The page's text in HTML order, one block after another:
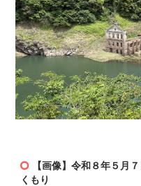
【画像】令和８年５月７
くもり